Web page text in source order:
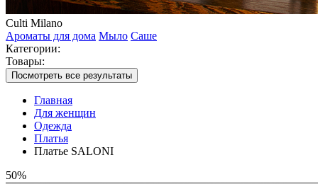
Culti Milano
Ароматы для дома Мыло Саше
Категории:
Товары:
Посмотреть все результаты
Главная
Для женщин
Одежда
Платья
Платье SALONI
50%